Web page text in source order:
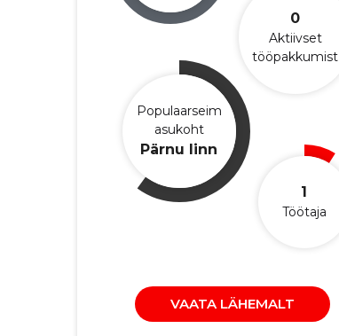
0
Aktiivset
tööpakkumist
Populaarseim
asukoht
Pärnu linn
1
Töötaja
VAATA LÄHEMALT